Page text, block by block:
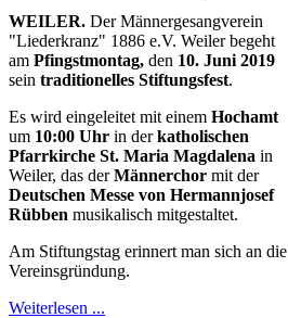
WEILER. Der Männergesangverein
"Liederkranz" 1886 e.V. Weiler begeht
am Pfingstmontag, den 10. Juni 2019
sein traditionelles Stiftungsfest.
Es wird eingeleitet mit einem Hochamt
um 10:00 Uhr in derkatholischen
Pfarrkirche St. Maria Magdalena in
Weiler, das derMännerchor mit der
Deutschen Messe von Hermannjosef
Rübben musikalisch mitgestaltet.
Am Stiftungstag erinnert man sich an die
Vereinsgründung.
Weiterlesen ...